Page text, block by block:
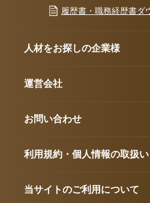
履歴書・職務経歴書ダ
人材をお探しの企業様
運営会社
お問い合わせ
利用規約・個人情報の取扱い
当サイトのご利用について